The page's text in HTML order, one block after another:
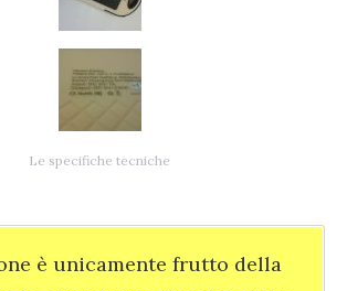
Le specifiche tecniche
è unicamente frutto della